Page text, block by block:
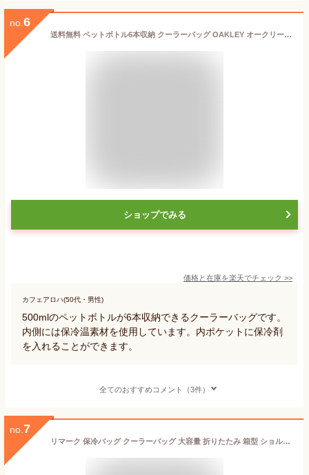
no. 6
送料無料 ペットボトル6本収納 クーラーバッグ OAKLEY オークリー クーラーボックス 保冷 保温 バッグ スポーツ アウトドア ゴルフ FOS901988
ショップでみる
価格と在庫を楽天でチェック >>
カフェアロハ(50代・男性)
500mlのペットボトルが6本収納できるクーラーバッグです。
内側には保冷温素材を使用しています。内ポケットに保冷剤
を入れることができます。
全てのおすすめコメント（3件）
no. 7
リマーク 保冷バッグ クーラーバッグ 大容量 折りたたみ 箱型 ショルダー ビッグクーラー お得 2色組 (1.5Lペットボトルx6本入る) 18リットル、 30x30xマチ20cm